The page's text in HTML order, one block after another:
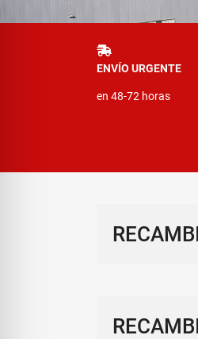
ENVÍO URGENTE
en 48-72 horas